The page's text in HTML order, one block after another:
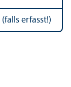
(falls erfasst!)